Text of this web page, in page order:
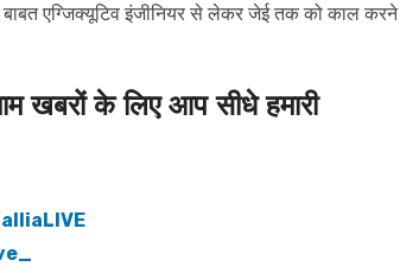
एग्जिक्यूटिव इंजीनियर से लेकर जेई तक को काल करने
खबरों के लिए आप सीधे हमारी